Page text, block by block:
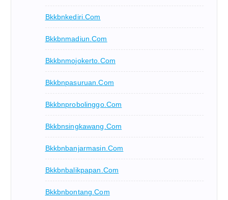
Bkkbnkediri.com
Bkkbnmadiun.com
Bkkbnmojokerto.com
Bkkbnpasuruan.com
Bkkbnprobolinggo.com
Bkkbnsingkawang.com
Bkkbnbanjarmasin.com
Bkkbnbalikpapan.com
Bkkbnbontang.com